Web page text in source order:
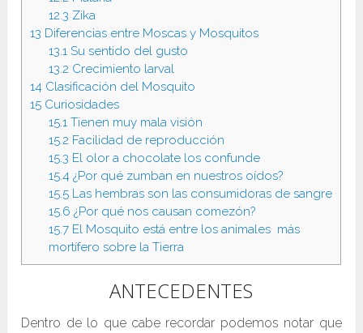
12.3 Zika
13 Diferencias entre Moscas y Mosquitos
13.1Su sentido del gusto
13.2 Crecimiento larval
14 Clasificación del Mosquito
15 Curiosidades
15.1Tienen muy mala visión
15.2 Facilidad de reproducción
15.3 El olor a chocolate los confunde
15.4¿Por qué zumban en nuestros oídos?
15.5Las hembras son las consumidoras de sangre
15.6 ¿Por qué nos causan comezón?
15.7El Mosquito está entre los animales más
mortífero sobre la Tierra
ANTECEDENTES
Dentro de lo que cabe recordar podemos notar que